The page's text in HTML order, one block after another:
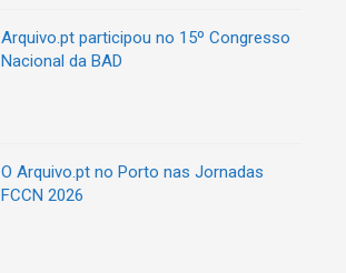
Arquivo.pt participou no 15º Congresso
Nacional da BAD
O Arquivo.pt no Porto nas Jornadas
FCCN 2026